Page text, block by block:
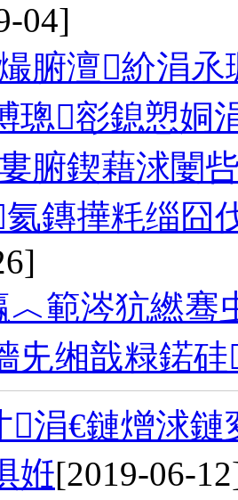
04]
腑澶紒涓
璁彮鎴愬姛
腑鍥藉浗闄
鏄撶粍缁囧
︿範涔犺繎骞
兂缃戠粶鍩
涓€鏈熷浗
姙[2019-06-